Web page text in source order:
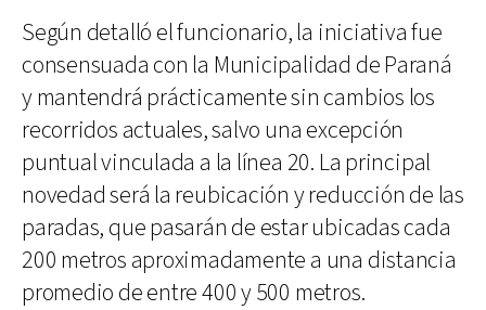
Según detalló el funcionario, la iniciativa fue
consensuada con la Municipalidad de Paraná
y mantendrá prácticamente sin cambios los
recorridos actuales, salvo una excepción
puntual vinculada a la línea 20. La principal
novedad será la reubicación y reducción de las
paradas, que pasarán de estar ubicadas cada
200 metros aproximadamente a una distancia
promedio de entre 400 y 500 metros.